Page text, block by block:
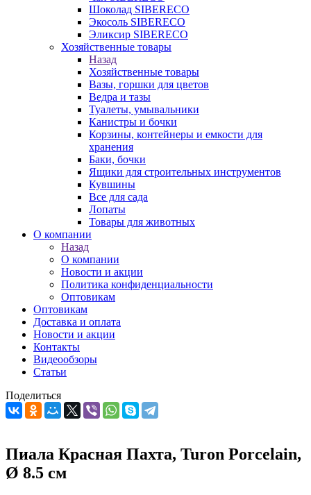
Шоколад SIBERECO
Экосоль SIBERECO
Эликсир SIBERECO
Хозяйственные товары
Назад
Хозяйственные товары
Вазы, горшки для цветов
Ведра и тазы
Туалеты, умывальники
Канистры и бочки
Корзины, контейнеры и емкости для
хранения
Баки, бочки
Ящики для строительных инструментов
Кувшины
Все для сада
Лопаты
Товары для животных
О компании
Назад
О компании
Новости и акции
Политика конфиденциальности
Оптовикам
Оптовикам
Доставка и оплата
Новости и акции
Контакты
Видеообзоры
Статьи
Поделиться
Пиала Красная Пахта, Turon Porcelain,
Ø 8.5 см